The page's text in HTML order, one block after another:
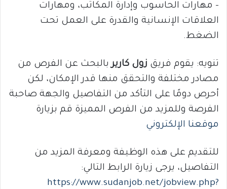
– مهارات الحاسوب وإدارة المكاتب، ومهارات
العلاقات الإنسانية والقدرة على العمل تحت
الضغط.
تنويه: يقوم فريق زول كاريربالبحث عن الفرص من
مصادر مختلفة والتحقق منها قدر الإمكان، لكن
أحرص دومًا على التأكد من التفاصيل والجهة صاحبة
الفرصة وللمزيد من الفرص المميزة قم بزيارة
موقعنا الإلكتروني
للتقديم على هذه الوظيفة ومعرفة المزيد من
التفاصيل، يرجى زيارة الرابط التالي:
https://www.sudanjob.net/jobview.php?